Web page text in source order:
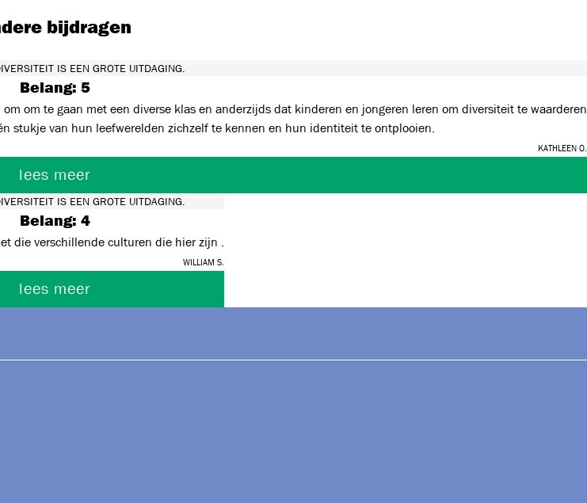
bijdragen
IS EEN GROTE UITDAGING.
Belang: 5
om te gaan met een diverse klas en anderzijds dat kinderen en jongeren leren om diversiteit te waarderen
stukje van hun leefwerelden zichzelf te kennen en hun identiteit te ontplooien.
Kathleen O.
lees meer
IS EEN GROTE UITDAGING.
Belang: 4
die verschillende culturen die hier zijn .
William S.
lees meer